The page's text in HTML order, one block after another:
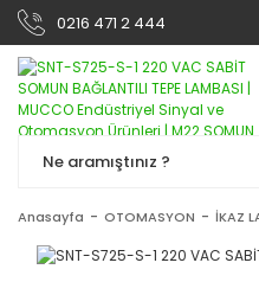
0216 471 2 444
Anasayfa OTOMASYON İKAZ